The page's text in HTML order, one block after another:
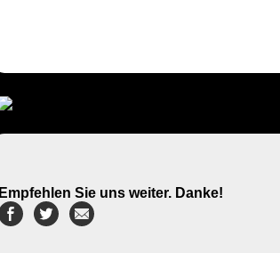
Empfehlen Sie uns weiter. Danke!